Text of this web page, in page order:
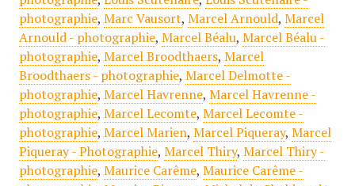
photographie, Marc Vausort, Marcel Arnould, Marcel
Arnould - photographie, Marcel Béalu, Marcel Béalu -
photographie, Marcel Broodthaers, Marcel
Broodthaers - photographie, Marcel Delmotte -
photographie, Marcel Havrenne, Marcel Havrenne -
photographie, Marcel Lecomte, Marcel Lecomte -
photographie, Marcel Marien, Marcel Piqueray, Marcel
Piqueray - Photographie, Marcel Thiry, Marcel Thiry -
photographie, Maurice Carême, Maurice Carême -